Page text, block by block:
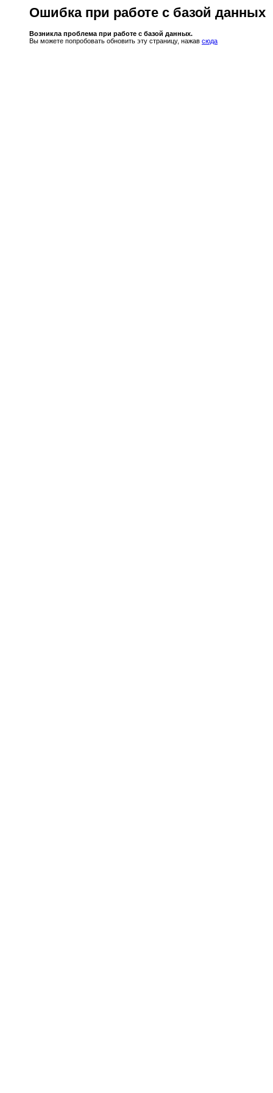
Ошибка при работе с базой данных
Возникла проблема при работе с базой данных.
Вы можете попробовать обновить эту страницу, нажав сюда